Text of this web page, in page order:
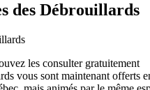
des Débrouillards
les consulter gratuitement
vous sont maintenant